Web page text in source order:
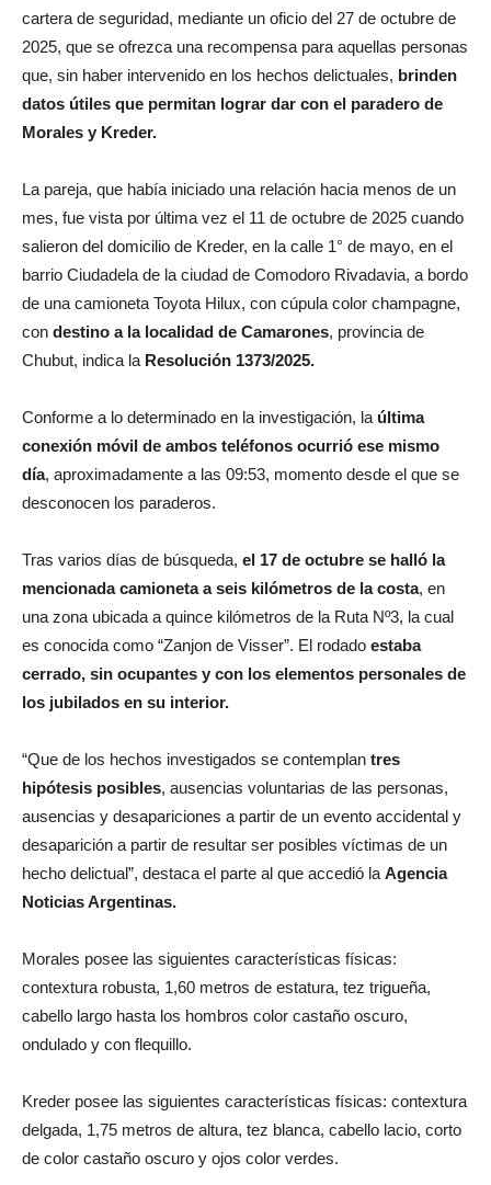
cartera de seguridad, mediante un oficio del 27 de octubre de
2025, que se ofrezca una recompensa para aquellas personas
que, sin haber intervenido en los hechos delictuales, brinden
datos útiles que permitan lograr dar con el paradero de
Morales y Kreder.
La pareja, que había iniciado una relación hacia menos de un
mes, fue vista por última vez el 11 de octubre de 2025 cuando
salieron del domicilio de Kreder, en la calle 1° de mayo, en el
barrio Ciudadela de la ciudad de Comodoro Rivadavia, a bordo
de una camioneta Toyota Hilux, con cúpula color champagne,
con destino a la localidad de Camarones, provincia de
Chubut, indica la Resolución 1373/2025.
Conforme a lo determinado en la investigación, la última
conexión móvil de ambos teléfonos ocurrió ese mismo
día, aproximadamente a las 09:53, momento desde el que se
desconocen los paraderos.
Tras varios días de búsqueda, el 17 de octubre se halló la
mencionada camioneta a seis kilómetros de la costa, en
una zona ubicada a quince kilómetros de la Ruta Nº3, la cual
es conocida como “Zanjon de Visser”. El rodado estaba
cerrado, sin ocupantes y con los elementos personales de
los jubilados en su interior.
“Que de los hechos investigados se contemplan tres
hipótesis posibles, ausencias voluntarias de las personas,
ausencias y desapariciones a partir de un evento accidental y
desaparición a partir de resultar ser posibles víctimas de un
hecho delictual”, destaca el parte al que accedió la Agencia
Noticias Argentinas.
Morales posee las siguientes características físicas:
contextura robusta, 1,60 metros de estatura, tez trigueña,
cabello largo hasta los hombros color castaño oscuro,
ondulado y con flequillo.
Kreder posee las siguientes características físicas: contextura
delgada, 1,75 metros de altura, tez blanca, cabello lacio, corto
de color castaño oscuro y ojos color verdes.